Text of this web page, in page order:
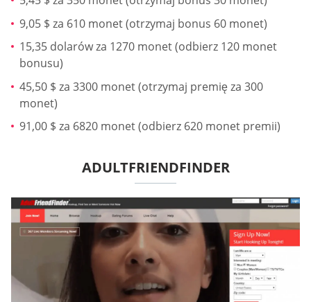
9,05 $ za 610 monet (otrzymaj bonus 60 monet)
15,35 dolarów za 1270 monet (odbierz 120 monet
bonusu)
45,50 $ za 3300 monet (otrzymaj premię za 300
monet)
91,00 $ za 6820 monet (odbierz 620 monet premii)
ADULTFRIENDFINDER